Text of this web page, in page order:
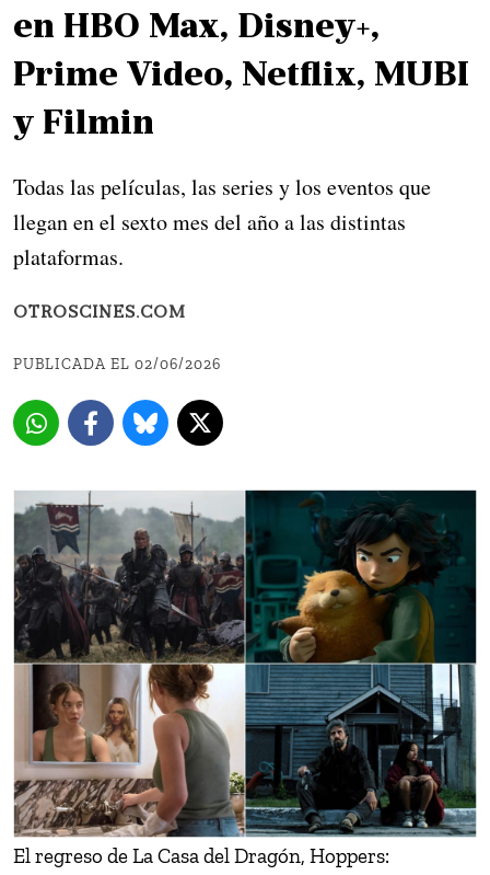
en HBO Max, Disney+,
Prime Video, Netflix, MUBI
y Filmin
Todas las películas, las series y los eventos que
llegan en el sexto mes del año a las distintas
plataformas.
OTROSCINES.COM
PUBLICADA EL 02/06/2026
El regreso de La Casa del Dragón, Hoppers: